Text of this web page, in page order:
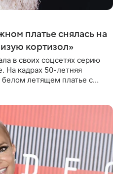
платье снялась на
кортизол»
в своих соцсетях серию
На кадрах 50-летняя
белом летящем платье с